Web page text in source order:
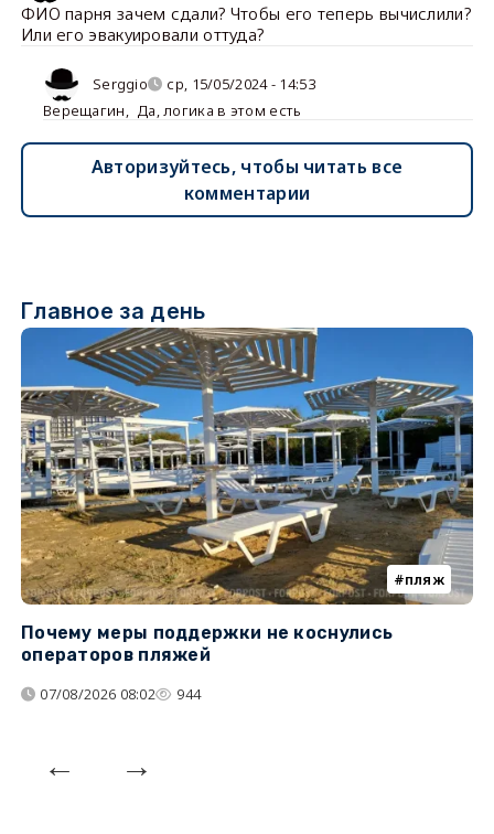
ФИО парня зачем сдали? Чтобы его теперь вычислили?
Или его эвакуировали оттуда?
Serggio
ср, 15/05/2024 - 14:53
Верещагин
Да, логика в этом есть
Авторизуйтесь, чтобы читать все
комментарии
Главное за день
пляж
Почему меры поддержки не коснулись
операторов пляжей
07/08/2026 08:02 944